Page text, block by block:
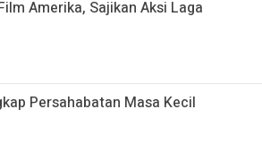
Amerika, Sajikan Aksi Laga
Persahabatan Masa Kecil